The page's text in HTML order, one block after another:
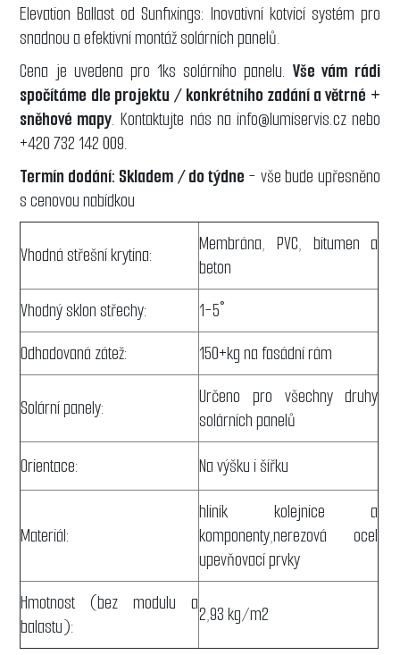
Elevation Ballast od Sunfixings: Inovativní kotvicí systém pro
snadnou a efektivní montáž solárních panelů.
Cena je uvedena pro 1ks solárního panelu.Vše vám rádi
spočítáme dle projektu / konkrétního zadání a větrné +
sněhové mapy. Kontaktujte nás na info@lumiservis.cznebo
+420 732 142 009.
Termín dodání: Skladem / do týdne - vše bude upřesněno
s cenovou nabídkou
Vhodná střešní krytina:
Membrána, PVC, bitumen a
beton
Vhodný sklon střechy:
1-5°
Odhadovaná zátež:
150+kg na fasádní rám
Solární panely:
Určeno pro všechny druhy
solárních panelů
Orientace:
Na výšku i šířku
Materiál:
hliník kolejnice a
komponenty,nerezová ocel
upevňovací prvky
Hmotnost (bez modulu a
balastu):
2,93 kg/m2